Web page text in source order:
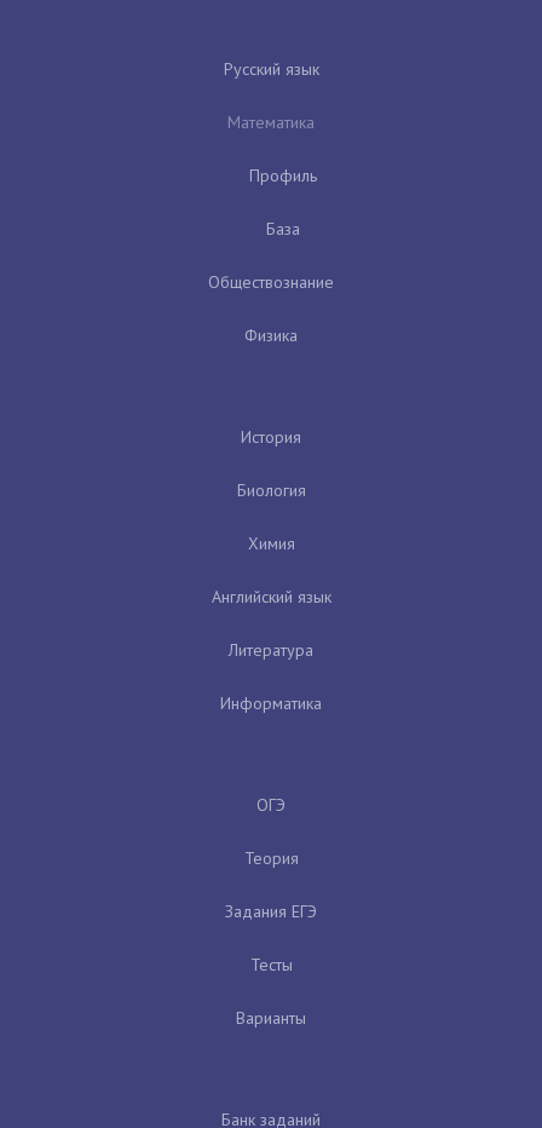
Русский язык
Математика
Профиль
База
Обществознание
Физика
История
Биология
Химия
Английский язык
Литература
Информатика
ОГЭ
Теория
Задания ЕГЭ
Тесты
Варианты
Банк заданий